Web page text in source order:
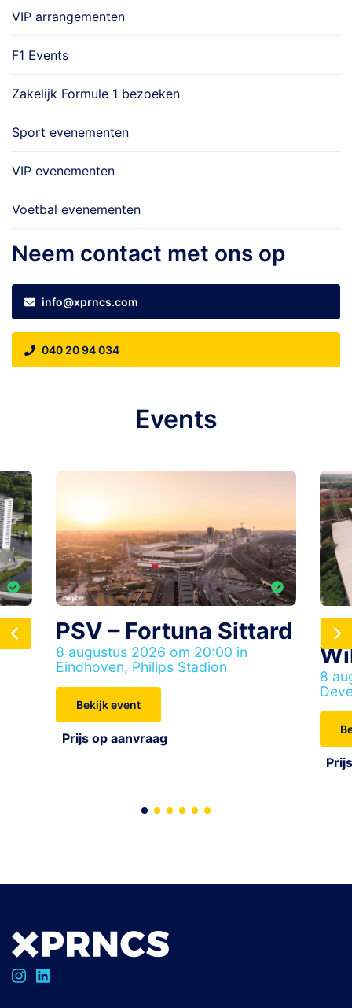
VIP arrangementen
F1 Events
Zakelijk Formule 1 bezoeken
Sport evenementen
VIP evenementen
Voetbal evenementen
Neem contact met ons op
info@xprncs.com
040 20 94 034
Events
PSV – Fortuna Sittard
8 augustus 2026 om 20:00 in
Eindhoven, Philips Stadion
Bekijk event
Prijs op aanvraag
8